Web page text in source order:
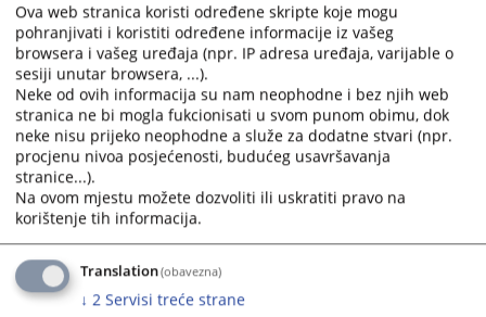
Trenutno nema vijesti
Ova web stranica koristi određene skripte koje mogu
pohranjivati i koristiti određene informacije iz vašeg
browsera i vašeg uređaja (npr. IP adresa uređaja, varijable o
sesiji unutar browsera, ...).
Neke od ovih informacija su nam neophodne i bez njih web
stranica ne bi mogla fukcionisati u svom punom obimu, dok
neke nisu prijeko neophodne a služe za dodatne stvari (npr.
procjenu nivoa posjećenosti, budućeg usavršavanja
stranice...).
Na ovom mjestu možete dozvoliti ili uskratiti pravo na
korištenje tih informacija.
Translation(obavezna)
↓ 2 Servisi treće strane